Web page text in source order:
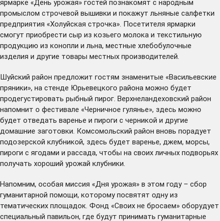
ярмарке «День урожая» гостей познакомят с народным
промыслом строчевой вышивки и покажут льняные салфетки
предприятия «Холуйская строчка». Посетителя ярмарки
смогут приобрести сыр из козьего молока и текстильную
продукцию из конопли и льна, местные хлебобулочные
изделия и другие товары местных производителей.
Шуйский район предложит гостям знаменитые «Васильевские
пряники», на стенде Юрьевецкого района можно будет
продегустировать рыбный пирог. Верхнеландеховский район
напомнит о фестивале «Черничное гулянье», здесь можно
будет отведать варенье и пироги с черникой и другие
домашние заготовки. Комсомольский район вновь порадует
подозерской клубникой, здесь будет варенье, джем, морсы,
пироги с ягодами и рассада, чтобы на своих личных подворьях
получать хороший урожай клубники.
Напомним, особая миссия «Дня урожая» в этом году – сбор
гуманитарной помощи, которому посвятят одну из
тематических площадок. Фонд «Своих не бросаем» оборудует
специальный павильон, где будут принимать гуманитарные